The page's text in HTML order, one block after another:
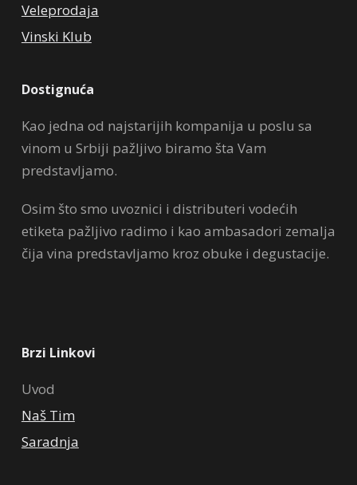
Veleprodaja
Vinski Klub
Dostignuća
Kao jedna od najstarijih kompanija u poslu sa
vinom u Srbiji pažljivo biramo šta Vam
predstavljamo.
Osim što smo uvoznici i distributeri vodećih
etiketa pažljivo radimo i kao ambasadori zemalja
čija vina predstavljamo kroz obuke i degustacije.
Brzi Linkovi
Uvod
Naš Tim
Saradnja